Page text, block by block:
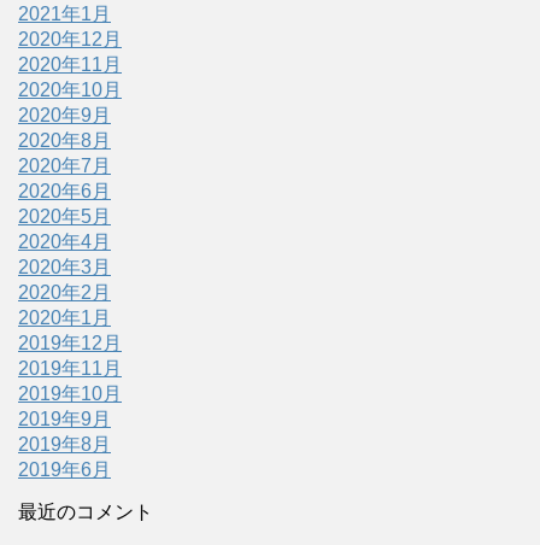
2021年1月
2020年12月
2020年11月
2020年10月
2020年9月
2020年8月
2020年7月
2020年6月
2020年5月
2020年4月
2020年3月
2020年2月
2020年1月
2019年12月
2019年11月
2019年10月
2019年9月
2019年8月
2019年6月
最近のコメント